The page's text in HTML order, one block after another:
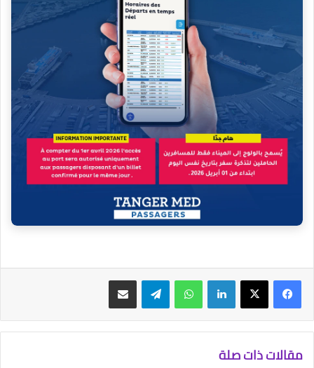
فيسبوك‫X لينكدإن واتساب تيلقرام مشاركة عبر البريد
مقالات ذات صلة